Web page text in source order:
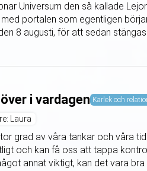
Universum den så kallade
portalen som egentligen
8 augusti, för att sedan
i vardagen Kärlek och
Laura
grad av våra tankar och våra
och kan få oss att tappa
annat viktigt, kan det vara bra